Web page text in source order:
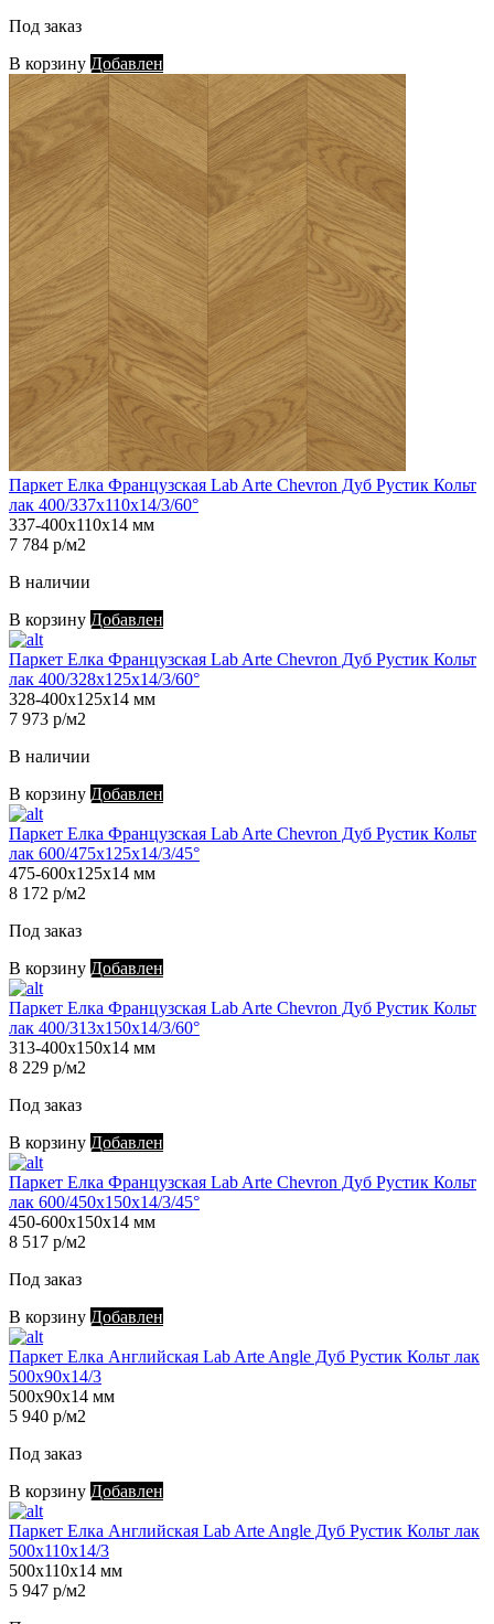
Под заказ
В корзину Добавлен
Паркет Елка Французская Lab Arte Chevron Дуб Рустик Кольт
лак 400/337х110х14/3/60°
337-400х110х14 мм
7 784 р/м2
В наличии
В корзину Добавлен
Паркет Елка Французская Lab Arte Chevron Дуб Рустик Кольт
лак 400/328х125х14/3/60°
328-400х125х14 мм
7 973 р/м2
В наличии
В корзину Добавлен
Паркет Елка Французская Lab Arte Chevron Дуб Рустик Кольт
лак 600/475х125х14/3/45°
475-600х125х14 мм
8 172 р/м2
Под заказ
В корзину Добавлен
Паркет Елка Французская Lab Arte Chevron Дуб Рустик Кольт
лак 400/313х150х14/3/60°
313-400х150х14 мм
8 229 р/м2
Под заказ
В корзину Добавлен
Паркет Елка Французская Lab Arte Chevron Дуб Рустик Кольт
лак 600/450х150х14/3/45°
450-600х150х14 мм
8 517 р/м2
Под заказ
В корзину Добавлен
Паркет Елка Английская Lab Arte Angle Дуб Рустик Кольт лак
500х90х14/3
500х90х14 мм
5 940 р/м2
Под заказ
В корзину Добавлен
Паркет Елка Английская Lab Arte Angle Дуб Рустик Кольт лак
500х110х14/3
500х110х14 мм
5 947 р/м2